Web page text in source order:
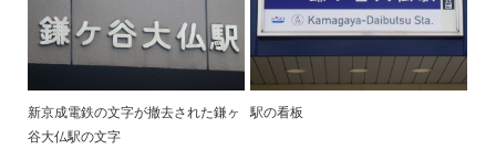
新京成電鉄の文字が撤去された鎌ヶ
谷大仏駅の文字
駅の看板